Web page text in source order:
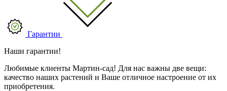
Гарантии
Наши гарантии!
Любимые клиенты Мартин-сад! Для нас важны две вещи:
качество наших растений и Ваше отличное настроение от их
приобретения.